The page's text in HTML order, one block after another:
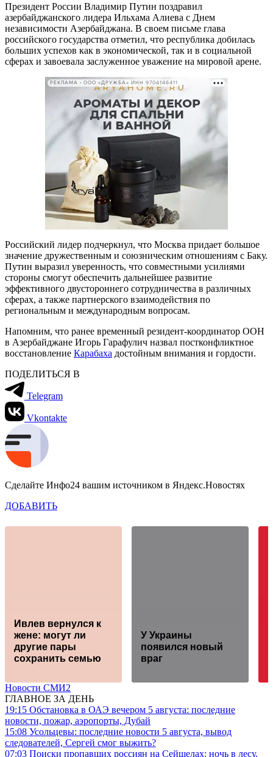
Президент России Владимир Путин поздравил
азербайджанского лидера Ильхама Алиева с Днем
независимости Азербайджана. В своем письме глава
российского государства отметил, что республика добилась
больших успехов как в экономической, так и в социальной
сферах и завоевала заслуженное уважение на мировой арене.
РЕКЛАМА • ООО «ДРУЖБА» ИНН 9704146411
Российский лидер подчеркнул, что Москва придает большое
значение дружественным и союзническим отношениям с Баку.
Путин выразил уверенность, что совместными усилиями
стороны смогут обеспечить дальнейшее развитие
эффективного двустороннего сотрудничества в различных
сферах, а также партнерского взаимодействия по
региональным и международным вопросам.
Напомним, что ранее временный резидент-координатор ООН
в Азербайджане Игорь Гарафулич назвал постконфликтное
восстановление Карабаха достойным внимания и гордости.
ПОДЕЛИТЬСЯ В
Telegram
Vkontakte
Сделайте Инфо24 вашим источником в Яндекс.Новостях
ДОБАВИТЬ
Ивлев вернулся к
жене: могут ли
другие пары
сохранить семью
У Украины
появился новый
враг
Новости СМИ2
ГЛАВНОЕ ЗА ДЕНЬ
19:15 Обстановка в ОАЭ вечером 5 августа: последние
новости, пожар, аэропорты, Дубай
15:08 Усольцевы: последние новости 5 августа, вывод
следователей, Сергей смог выжить?
07:03 Поиски пропавших россиян на Сейшелах: ночь в лесу,